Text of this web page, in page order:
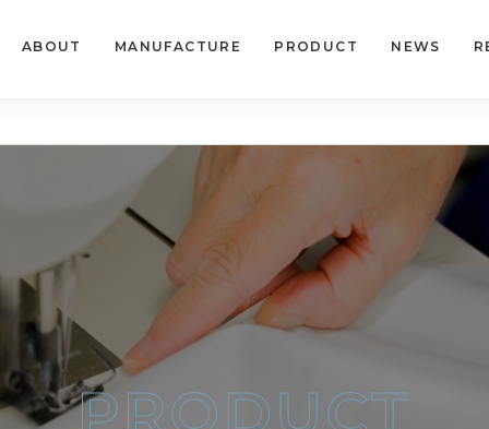
ABOUT MANUFACTURE PRODUCT NEWS